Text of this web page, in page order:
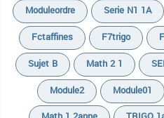
Moduleordre
Serie N1 1A
Fctaffines
F7trigo
Sujet B
Math 2 1
Module2
Module01